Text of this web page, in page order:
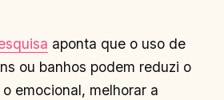
aponta que o uso de
ou banhos podem reduzi o
emocional, melhorar a